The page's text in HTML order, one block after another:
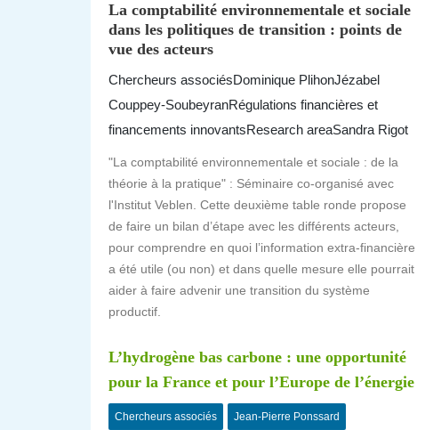
La comptabilité environnementale et sociale
dans les politiques de transition : points de
vue des acteurs
Chercheurs associésDominique PlihonJézabel
Couppey-SoubeyranRégulations financières et
financements innovantsResearch areaSandra Rigot
"La comptabilité environnementale et sociale : de la
théorie à la pratique" : Séminaire co-organisé avec
l'Institut Veblen. Cette deuxième table ronde propose
de faire un bilan d’étape avec les différents acteurs,
pour comprendre en quoi l’information extra-financière
a été utile (ou non) et dans quelle mesure elle pourrait
aider à faire advenir une transition du système
productif.
L’hydrogène bas carbone : une opportunité
pour la France et pour l’Europe de l’énergie
Chercheurs associés Jean-Pierre Ponssard